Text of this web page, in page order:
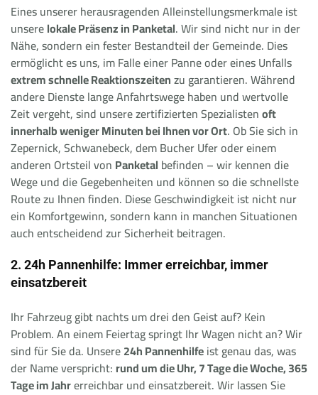
Eines unserer herausragenden Alleinstellungsmerkmale ist
unserelokale Präsenz in Panketal. Wir sind nicht nur in der
Nähe, sondern ein fester Bestandteil der Gemeinde. Dies
ermöglicht es uns, im Falle einer Panne oder eines Unfalls
extrem schnelle Reaktionszeitenzu garantieren. Während
andere Dienste lange Anfahrtswege haben und wertvolle
Zeit vergeht, sind unsere zertifizierten Spezialistenoft
innerhalb weniger Minuten bei Ihnen vor Ort. Ob Sie sich in
Zepernick, Schwanebeck, dem Bucher Ufer oder einem
anderen Ortsteil von Panketal befinden – wir kennen die
Wege und die Gegebenheiten und können so die schnellste
Route zu Ihnen finden. Diese Geschwindigkeit ist nicht nur
ein Komfortgewinn, sondern kann in manchen Situationen
auch entscheidend zur Sicherheit beitragen.
2. 24h Pannenhilfe: Immer erreichbar, immer
einsatzbereit
Ihr Fahrzeug gibt nachts um drei den Geist auf? Kein
Problem. An einem Feiertag springt Ihr Wagen nicht an? Wir
sind für Sie da. Unsere24h Pannenhilfeist genau das, was
der Name verspricht: rund um die Uhr, 7 Tage die Woche, 365
Tage im Jahrerreichbar und einsatzbereit. Wir lassen Sie